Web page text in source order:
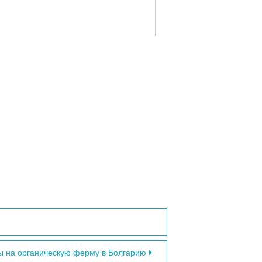
на органическую ферму в Болгарию